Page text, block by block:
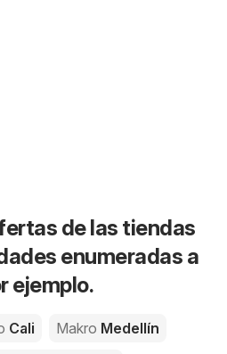
de las tiendas
enumeradas a
ejemplo.
Cali Makro Medellín